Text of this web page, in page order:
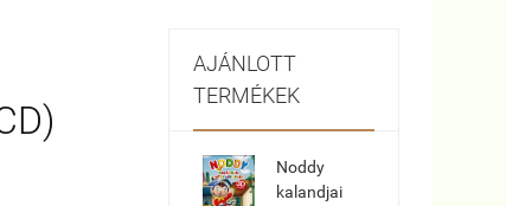
AJÁNLOTT
TERMÉKEK
Noddy
kalandjai